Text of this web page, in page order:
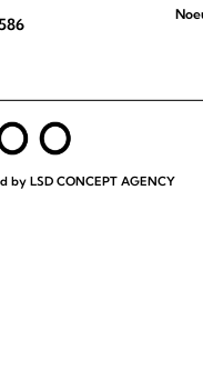
by LSD CONCEPT AGENCY